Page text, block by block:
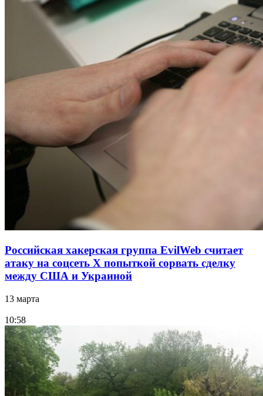
Российская хакерская группа EvilWeb считает
атаку на соцсеть Х попыткой сорвать сделку
между США и Украиной
13 марта
10:58